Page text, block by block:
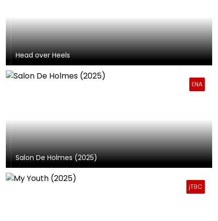
Head over Heels
ENA
Salon De Holmes (2025)
jTBC